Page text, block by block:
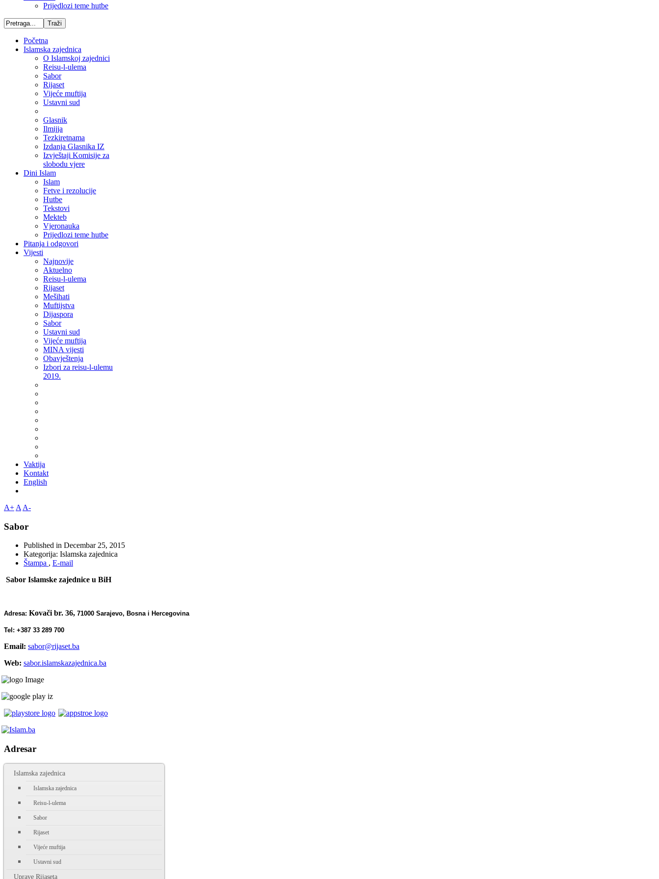
Prijedlozi teme hutbe
Početna
Islamska zajednica
O Islamskoj zajednici
Reisu-l-ulema
Sabor
Rijaset
Vijeće muftija
Ustavni sud
Glasnik
Ilmijja
Tezkiretnama
Izdanja Glasnika IZ
Izvještaji Komisije za
slobodu vjere
Dini Islam
Islam
Fetve i rezolucije
Hutbe
Tekstovi
Mekteb
Vjeronauka
Prijedlozi teme hutbe
Pitanja i odgovori
Vijesti
Najnovije
Aktuelno
Reisu-l-ulema
Rijaset
Mešihati
Muftijstva
Dijaspora
Sabor
Ustavni sud
Vijeće muftija
MINA vijesti
Obavještenja
Izbori za reisu-l-ulemu
2019.
Vaktija
Kontakt
English
A+ A A-
Sabor
Published in Decembar 25, 2015
Kategorija: Islamska zajednica
Štampa , E-mail
Sabor Islamske zajednice u BiH
Adresa: Kovači br. 36, 71000 Sarajevo, Bosna i Hercegovina
Tel: +387 33 289 700
Email: sabor@rijaset.ba
Web: sabor.islamskazajednica.ba
Adresar
Islamska zajednica
Islamska zajednica
Reisu-l-ulema
Sabor
Rijaset
Vijeće muftija
Ustavni sud
Uprave Rijaseta